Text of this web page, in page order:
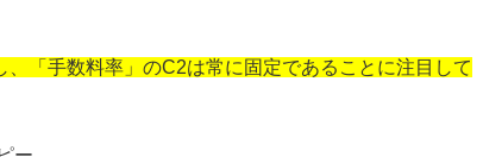
、「手数料率」のC2は常に固定であることに注目して